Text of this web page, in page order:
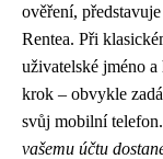
ověření, představuje
Rentea. Při
uživatelské jméno
krok – obvykle
svůj mobilní
vašemu účtu